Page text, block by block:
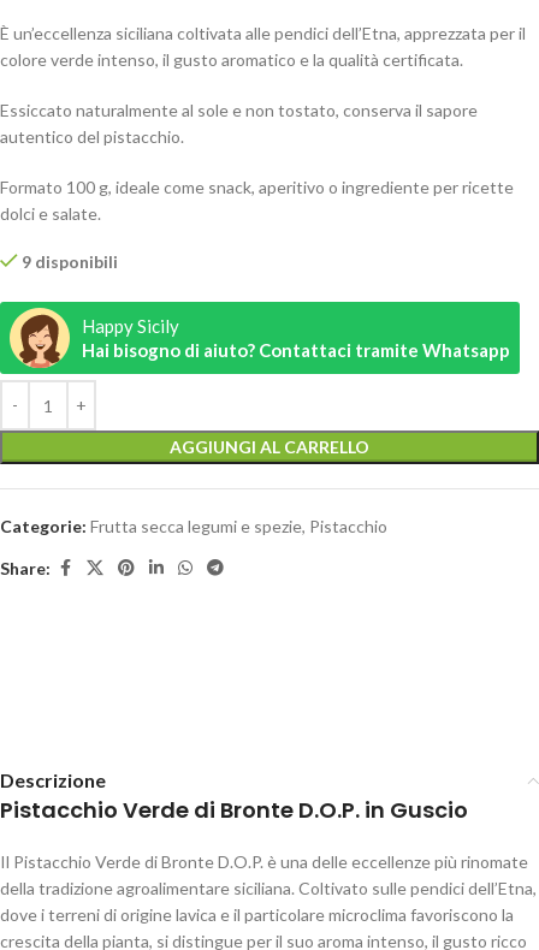
È un’eccellenza siciliana coltivata alle pendici dell’Etna, apprezzata per il
colore verde intenso, il gusto aromatico e la qualità certificata.
Essiccato naturalmente al sole e non tostato, conserva il sapore
autentico del pistacchio.
Formato 100 g, ideale come snack, aperitivo o ingrediente per ricette
dolci e salate.
9 disponibili
Happy Sicily
Hai bisogno di aiuto? Contattaci tramite Whatsapp
AGGIUNGI AL CARRELLO
Categorie: Frutta secca legumi e spezie, Pistacchio
Share:
Descrizione
Pistacchio Verde di Bronte D.O.P. in Guscio
Il Pistacchio Verde di Bronte D.O.P. è una delle eccellenze più rinomate
della tradizione agroalimentare siciliana. Coltivato sulle pendici dell’Etna,
dove i terreni di origine lavica e il particolare microclima favoriscono la
crescita della pianta, si distingue per il suo aroma intenso, il gusto ricco